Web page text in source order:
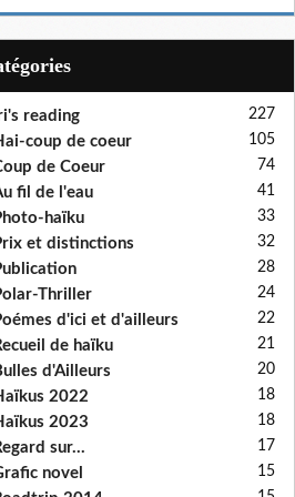
reading 227
coup de coeur 105
de Coeur 74
fil de l'eau 41
haïku 33
et distinctions 32
28
Thriller 24
d'ici et d'ailleurs 22
de haïku 21
d'Ailleurs 20
2022 18
2023 18
sur... 17
novel 15